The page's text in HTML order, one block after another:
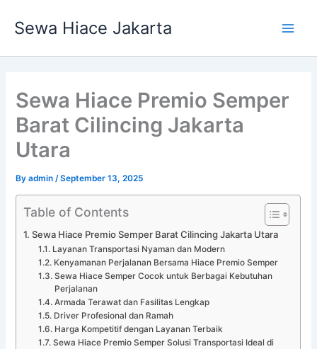
Sewa Hiace Jakarta
Sewa Hiace Premio Semper
Barat Cilincing Jakarta
Utara
Byadmin /September 13, 2025
Table of Contents
Sewa Hiace Premio Semper Barat Cilincing Jakarta Utara
Layanan Transportasi Nyaman dan Modern
Kenyamanan Perjalanan Bersama Hiace Premio Semper
Sewa Hiace Semper Cocok untuk Berbagai Kebutuhan
Perjalanan
Armada Terawat dan Fasilitas Lengkap
Driver Profesional dan Ramah
Harga Kompetitif dengan Layanan Terbaik
Sewa Hiace Premio Semper Solusi Transportasi Ideal di